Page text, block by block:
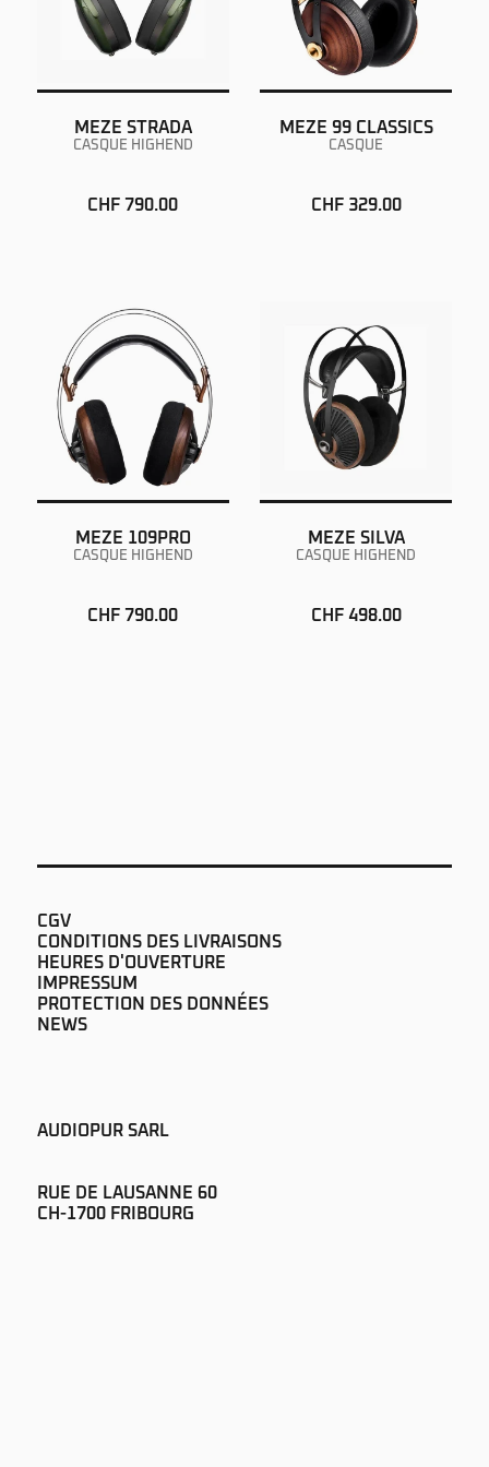
MEZE STRADA
CASQUE HIGHEND
CHF 790.00
MEZE 99 CLASSICS
CASQUE
CHF 329.00
MEZE 109PRO
CASQUE HIGHEND
CHF 790.00
MEZE SILVA
CASQUE HIGHEND
CHF 498.00
CGV
CONDITIONS DES LIVRAISONS
HEURES D'OUVERTURE
IMPRESSUM
PROTECTION DES DONNÉES
NEWS
AUDIOPUR SARL
RUE DE LAUSANNE 60
CH-1700 FRIBOURG